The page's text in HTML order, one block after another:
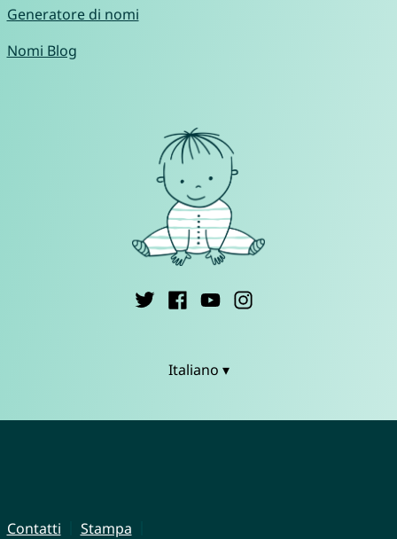
Generatore di nomi
Nomi Blog
Italiano ▾
Contatti
Stampa